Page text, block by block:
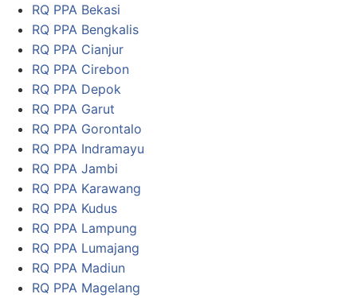
RQ PPA Bekasi
RQ PPA Bengkalis
RQ PPA Cianjur
RQ PPA Cirebon
RQ PPA Depok
RQ PPA Garut
RQ PPA Gorontalo
RQ PPA Indramayu
RQ PPA Jambi
RQ PPA Karawang
RQ PPA Kudus
RQ PPA Lampung
RQ PPA Lumajang
RQ PPA Madiun
RQ PPA Magelang